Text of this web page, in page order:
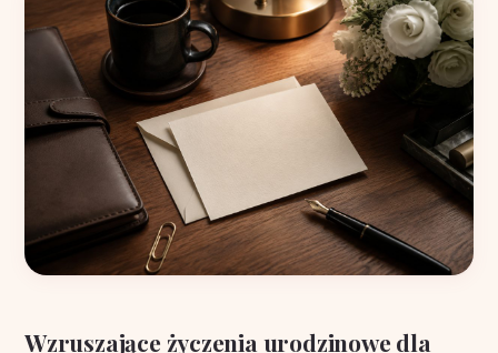
Wzruszające życzenia urodzinowe dla